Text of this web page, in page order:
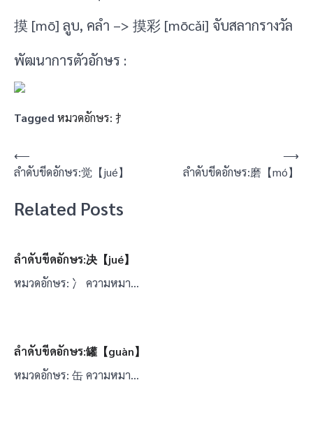
摸 [mō] ลูบ, คลำ –> 摸彩 [mōcǎi] จับสลากรางวัล
พัฒนาการตัวอักษร :
Tagged หมวดอักษร: 扌
แนะแนว
เรื่อง
⟵
ลำดับขีดอักษร:觉【jué】
ลำดับขีดอักษร:磨【mó】
⟶
Related Posts
ลำดับขีดอักษร:决【jué】
หมวดอักษร: 冫 ความหมา…
ลำดับขีดอักษร:罐【guàn】
หมวดอักษร: 缶 ความหมา…